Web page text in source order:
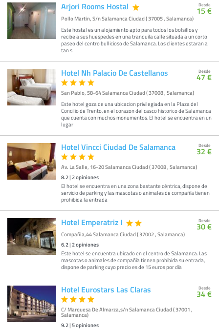
Arjori Rooms Hostal
Pollo Martin, S/n Salamanca Ciudad ( 37005 , Salamanca)
Este hostal es un alojamiento apto para todos los bolsillos y
recibe a sus huespedes en una tranquila calle situada a un corto
paseo del centro bullicioso de Salamanca. Los clientes estaran a
tan s
Desde
15 €
Hotel Nh Palacio De Castellanos
San Pablo, 58-64 Salamanca Ciudad ( 37008 , Salamanca)
Este hotel goza de una ubicacion privilegiada en la Plaza del
Concilio de Trento, en el corazon del casco historico de Salamanca
que cuenta con muchos monumentos. El hotel se encuentra en un
lugar
Desde
47 €
Hotel Vincci Ciudad De Salamanca
Av. La Salle, 16-20 Salamanca Ciudad ( 37008 , Salamanca)
8.2|2opiniones
El hotel se encuentra en una zona bastante céntrica, dispone de
servicio de parking y las mascotas o animales de compañía tienen
prohibida la entrada
Desde
32 €
Hotel Emperatriz I
Compañia,44 Salamanca Ciudad ( 37002 , Salamanca)
6.2|2opiniones
Este hotel se encuentra ubicado en el centro de Salamanca. Las
mascotas o animales de compañía tienen prohibida su entrada,
dispone de parking cuyo precio es de 15 euros por día
Desde
30 €
Hotel Eurostars Las Claras
C/ Marquesa De Almarza,s/n Salamanca Ciudad ( 37001 ,
Salamanca)
9.2|5opiniones
Desde
34 €